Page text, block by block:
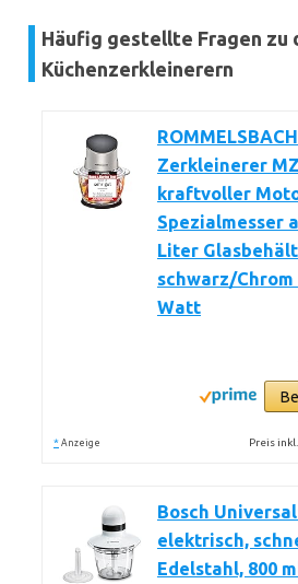
Häufig gestellte Fragen zu
Küchenzerkleinerern
Zerkleinerer MZ
kraftvoller
Spezialmesser
Liter
schwarz/
Watt
* Anzeige Preis
Bosch
elektrisch,
Edelstahl, 800